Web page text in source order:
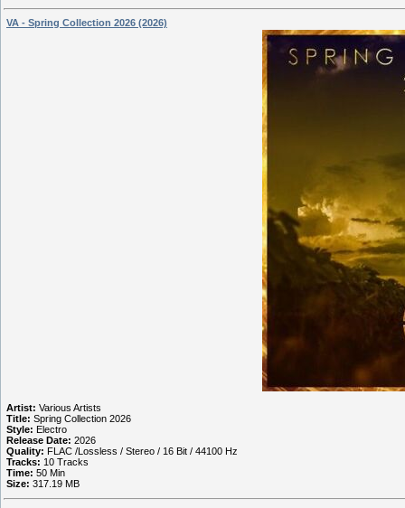
VA - Spring Collection 2026 (2026)
Artist: Various Artists
Title: Spring Collection 2026
Style: Electro
Release Date: 2026
Quality: FLAC /Lossless / Stereo / 16 Bit / 44100 Hz
Tracks: 10 Tracks
Time: 50 Min
Size: 317.19 MB